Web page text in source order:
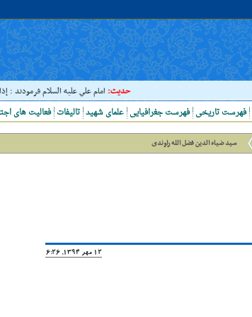
امام علي عليه السلام فرمودند : إذا رَأيتَ
فعالیت های تالیفات علمای شهید فهرست جغرافیایی فهرست تاریخی
سید ضیاء الدین فضل الله راوندی
12 مهر 1394, 16:26